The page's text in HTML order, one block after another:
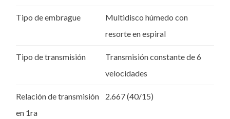
Tipo de embrague
Multidisco húmedo con
resorte en espiral
Tipo de transmisión
Transmisión constante de 6
velocidades
Relación de transmisión
en 1ra
2.667 (40/15)